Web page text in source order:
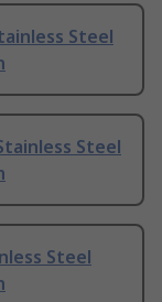
Steel
Steel
Steel